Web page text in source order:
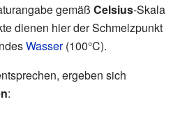
gemäß Celsius-Skala
dienen hier der Schmelzpunkt
Wasser(100°C).
ergeben sich
: